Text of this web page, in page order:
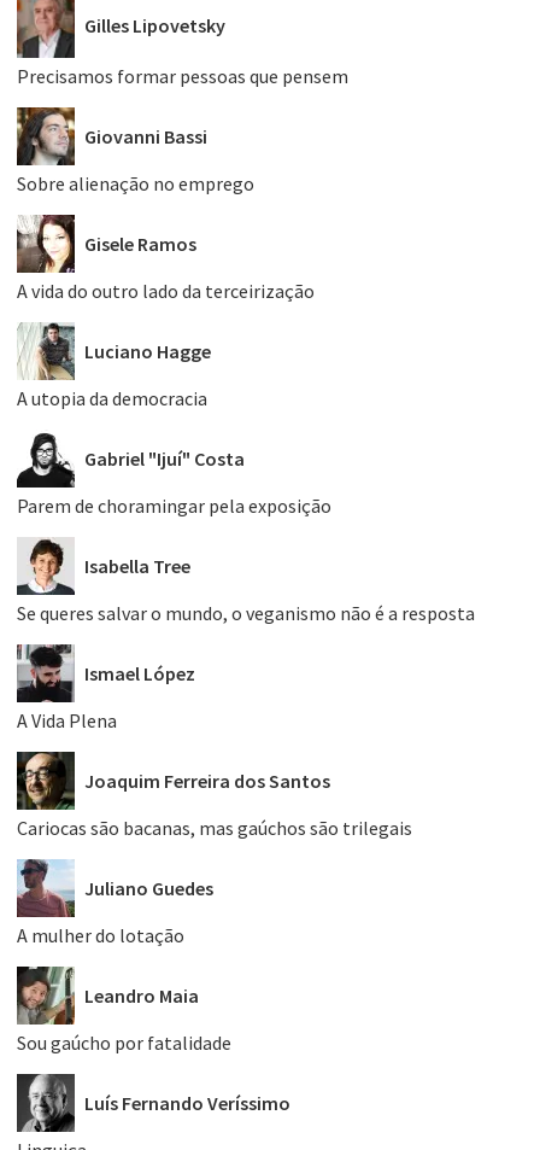
Gilles Lipovetsky
Precisamos formar pessoas que pensem
Giovanni Bassi
Sobre alienação no emprego
Gisele Ramos
A vida do outro lado da terceirização
Luciano Hagge
A utopia da democracia
Gabriel "Ijuí" Costa
Parem de choramingar pela exposição
Isabella Tree
Se queres salvar o mundo, o veganismo não é a resposta
Ismael López
A Vida Plena
Joaquim Ferreira dos Santos
Cariocas são bacanas, mas gaúchos são trilegais
Juliano Guedes
A mulher do lotação
Leandro Maia
Sou gaúcho por fatalidade
Luís Fernando Veríssimo